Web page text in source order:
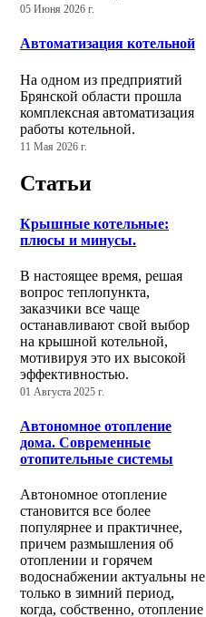
05 Июня 2026 г.
Автоматизация котельной
На одном из предприятий
Брянской области прошла
комплексная автоматизация
работы котельной.
11 Мая 2026 г.
Статьи
Крышные котельные:
плюсы и минусы.
В настоящее время, решая
вопрос теплопункта,
заказчики все чаще
останавливают свой выбор
на крышной котельной,
мотивируя это их высокой
эффективностью.
01 Августа 2025 г.
Автономное отопление
дома. Современные
отопительные системы
Автономное отопление
становится все более
популярнее и практичнее,
причем размышления об
отоплении и горячем
водоснабжении актуальны не
только в зимний период,
когда, собственно, отопление